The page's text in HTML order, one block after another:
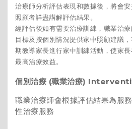
治療師分析評估表現和數據後，將會
照顧者詳盡講解評估結果。
經評估後如有需要治療訓練，職業治
目標及按個別情況提供家中照顧建議
期教導家長進行家中訓練活動，使家
最高治療效益。
個別治療 (職業治療)
職業治療師會根據評估結果為服
性治療服務